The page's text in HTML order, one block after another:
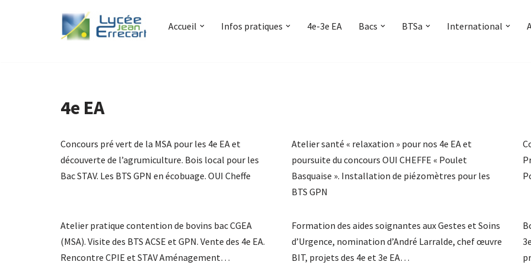
Accueil Infos pratiques 4e-3e EA Bacs BTSa International
4e EA
Concours pré vert de la MSA pour les 4e EA et
découverte de l’agrumiculture. Bois local pour les
Bac STAV. Les BTS GPN en écobuage. OUI Cheffe
Atelier santé « relaxation » pour nos 4e EA et
poursuite du concours OUI CHEFFE « Poulet
Basquaise ». Installation de piézomètres pour les
BTS GPN
Atelier pratique contention de bovins bac CGEA
(MSA). Visite des BTS ACSE et GPN. Vente des 4e EA.
Rencontre CPIE et STAV Aménagement…
Formation des aides soignantes aux Gestes et Soins
d’Urgence, nomination d’André Larralde, chef œuvre
BIT, projets des 4e et 3e EA…